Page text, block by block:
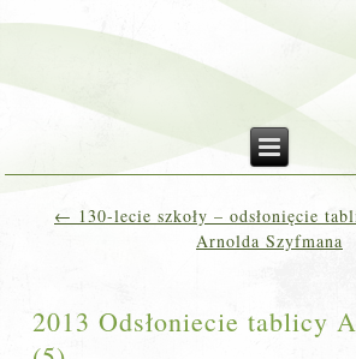
← 130-lecie szkoły – odsłonięcie
Arnolda Szyfmana
2013 Odsłoniecie tablicy